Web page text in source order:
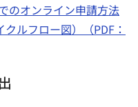
のオンライン申請方法
ルフロー図）（PDF：